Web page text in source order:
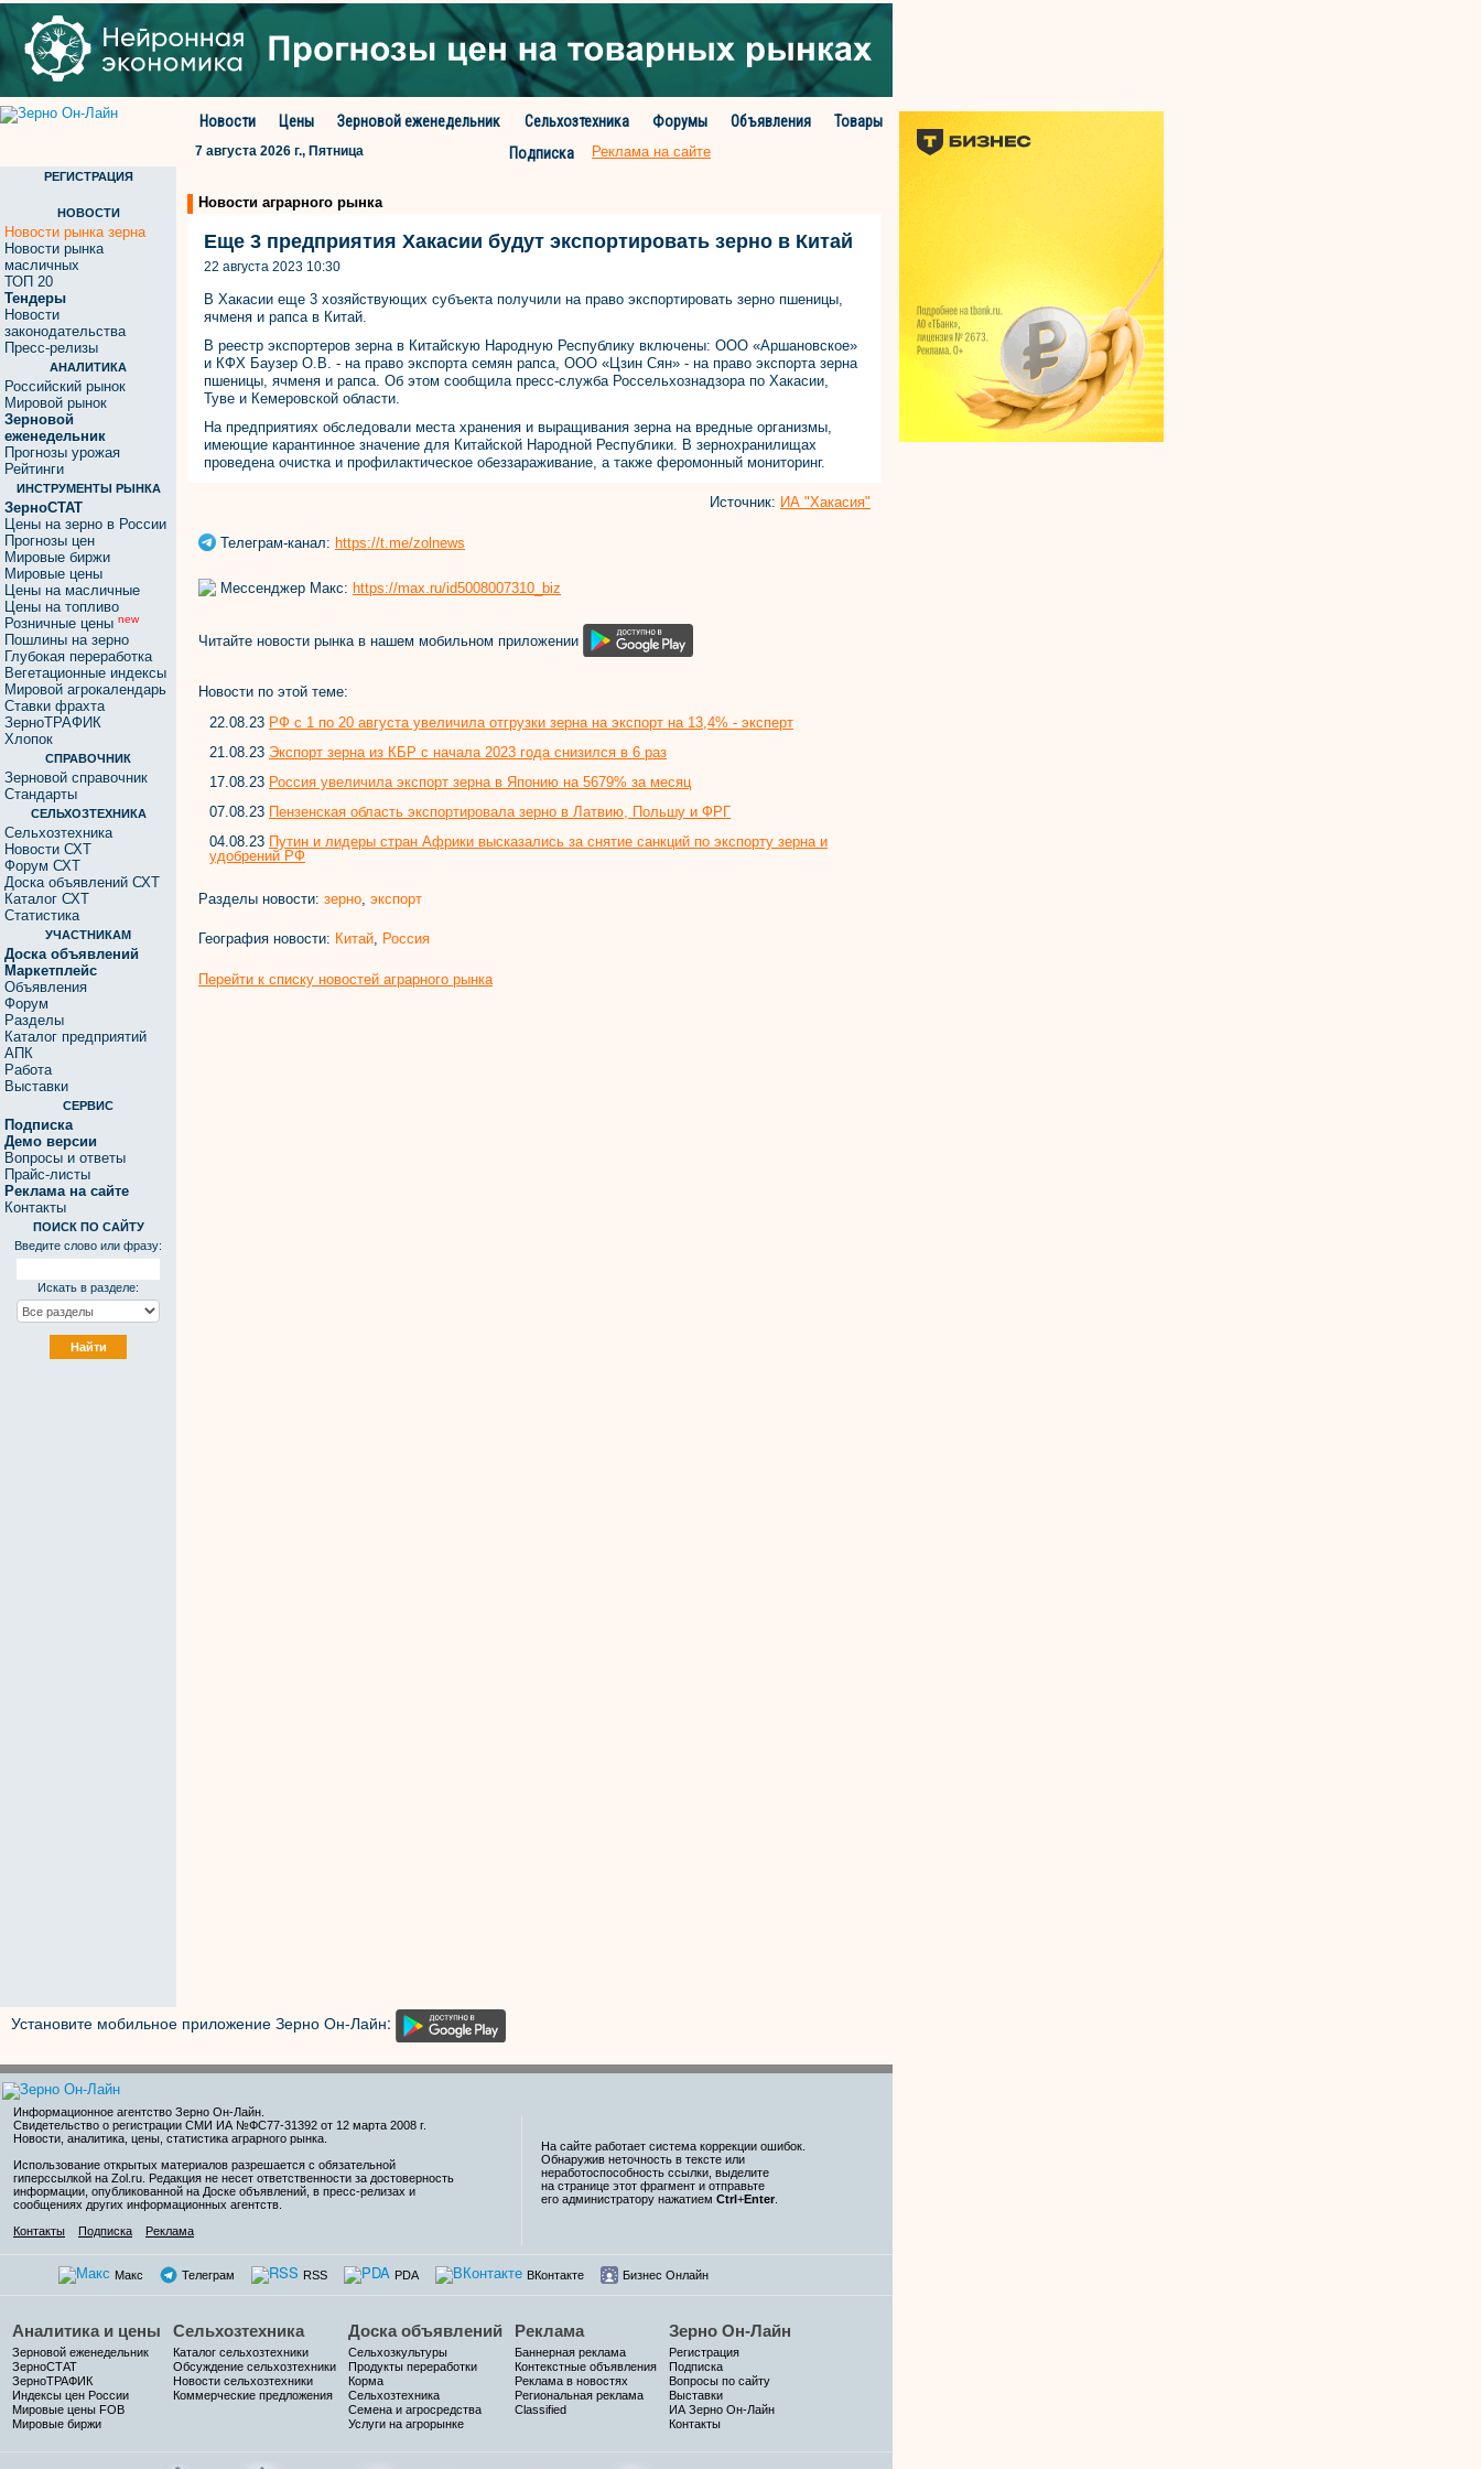
Новости Цены Зерновой еженедельник Сельхозтехника Форумы Объявления
Товары
Подписка
7 августа 2026 г., Пятница Реклама на сайте
РЕГИСТРАЦИЯ
НОВОСТИ
Новости рынка зерна
Новости рынка
масличных
ТОП 20
Тендеры
Новости
законодательства
Пресс-релизы
АНАЛИТИКА
Российский рынок
Мировой рынок
Зерновой
еженедельник
Прогнозы урожая
Рейтинги
ИНСТРУМЕНТЫ РЫНКА
ЗерноСТАТ
Цены на зерно в России
Прогнозы цен
Мировые биржи
Мировые цены
Цены на масличные
Цены на топливо
Розничные цены new
Пошлины на зерно
Глубокая переработка
Вегетационные индексы
Мировой агрокалендарь
Ставки фрахта
ЗерноТРАФИК
Хлопок
СПРАВОЧНИК
Зерновой справочник
Стандарты
СЕЛЬХОЗТЕХНИКА
Сельхозтехника
Новости СХТ
Форум СХТ
Доска объявлений СХТ
Каталог СХТ
Статистика
УЧАСТНИКАМ
Доска объявлений
Маркетплейс
Объявления
Форум
Разделы
Каталог предприятий
АПК
Работа
Выставки
СЕРВИС
Подписка
Демо версии
Вопросы и ответы
Прайс-листы
Реклама на сайте
Контакты
ПОИСК ПО САЙТУ
Введите слово или фразу:
Искать в разделе:
Новости аграрного рынка
Еще 3 предприятия Хакасии будут экспортировать зерно в Китай
22 августа 2023 10:30
В Хакасии еще 3 хозяйствующих субъекта получили на право экспортировать зерно пшеницы,
ячменя и рапса в Китай.
В реестр экспортеров зерна в Китайскую Народную Республику включены: ООО «Аршановское»
и КФХ Баузер О.В. - на право экспорта семян рапса, ООО «Цзин Сян» - на право экспорта зерна
пшеницы, ячменя и рапса. Об этом сообщила пресс-служба Россельхознадзора по Хакасии,
Туве и Кемеровской области.
На предприятиях обследовали места хранения и выращивания зерна на вредные организмы,
имеющие карантинное значение для Китайской Народной Республики. В зернохранилищах
проведена очистка и профилактическое обеззараживание, а также феромонный мониторинг.
Источник: ИА "Хакасия"
Телеграм-канал: https://t.me/zolnews
Мессенджер Макс: https://max.ru/id5008007310_biz
Читайте новости рынка в нашем мобильном приложении
Новости по этой теме:
22.08.23 РФ с 1 по 20 августа увеличила отгрузки зерна на экспорт на 13,4% - эксперт
21.08.23 Экспорт зерна из КБР с начала 2023 года снизился в 6 раз
17.08.23 Россия увеличила экспорт зерна в Японию на 5679% за месяц
07.08.23 Пензенская область экспортировала зерно в Латвию, Польшу и ФРГ
04.08.23 Путин и лидеры стран Африки высказались за снятие санкций по экспорту зерна и
удобрений РФ
Разделы новости: зерно экспорт
География новости: Китай Россия
Перейти к списку новостей аграрного рынка
Установите мобильное приложение Зерно Он-Лайн:
Информационное агентство Зерно Он-Лайн
Свидетельство о регистрации СМИ ИА №ФС77-31392 от 12 марта 2008 г.
Новости, аналитика, цены, статистика аграрного рынка.
Использование открытых материалов разрешается с обязательной
гиперссылкой на Zol.ru. Редакция не несет ответственности за достоверность
информации, опубликованной на Доске объявлений, в пресс-релизах и
сообщениях других информационных агентств.
Контакты
Подписка Реклама
На сайте работает система коррекции ошибок.
Обнаружив неточность в тексте или
неработоспособность ссылки, выделите
на странице этот фрагмент и отправьте
его администратору нажатием Ctrl+Enter
Макс Телеграм RSS PDA ВКонтакте Бизнес Онлайн
Аналитика и цены
Зерновой еженедельник
ЗерноСТАТ
ЗерноТРАФИК
Индексы цен России
Мировые цены FOB
Мировые биржи
Сельхозтехника
Каталог сельхозтехники
Обсуждение сельхозтехники
Новости сельхозтехники
Коммерческие предложения
Доска объявлений
Сельхозкультуры
Продукты переработки
Корма
Сельхозтехника
Семена и агросредства
Услуги на агрорынке
Реклама
Баннерная реклама
Контекстные объявления
Реклама в новостях
Региональная реклама
Classified
Зерно Он-Лайн
Регистрация
Подписка
Вопросы по сайту
Выставки
ИА Зерно Он-Лайн
Контакты